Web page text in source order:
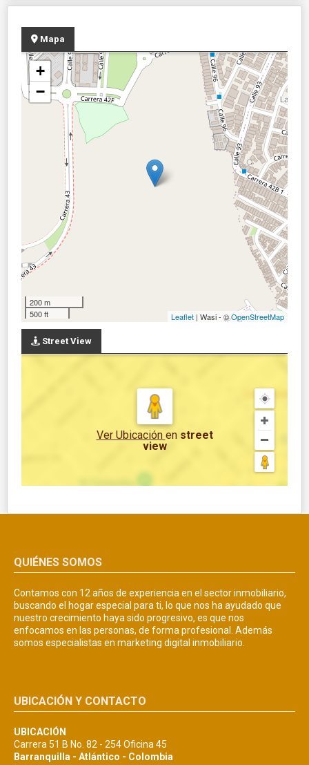
Mapa
+
−
200 m
500 ft
Leaflet | Wasi - ©OpenStreetMap
Street View
Ver Ubicación en street
view
QUIÉNES SOMOS
Contamos con 12 años de experiencia en el sector inmobiliario,
buscando el hogar especial para ti, lo que nos ha ayudado que
nuestro crecimiento haya sido progresivo, es que nos
enfocamos en las personas, de forma profesional. Además
somos especialistas en marketing digital inmobiliario.
UBICACIÓN Y CONTACTO
UBICACIÓN
Carrera 51 B No. 82 - 254 Oficina 45
Barranquilla - Atlántico - Colombia